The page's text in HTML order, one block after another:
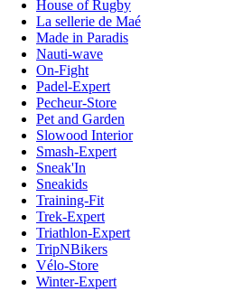
House of Rugby
La sellerie de Maé
Made in Paradis
Nauti-wave
On-Fight
Padel-Expert
Pecheur-Store
Pet and Garden
Slowood Interior
Smash-Expert
Sneak'In
Sneakids
Training-Fit
Trek-Expert
Triathlon-Expert
TripNBikers
Vélo-Store
Winter-Expert